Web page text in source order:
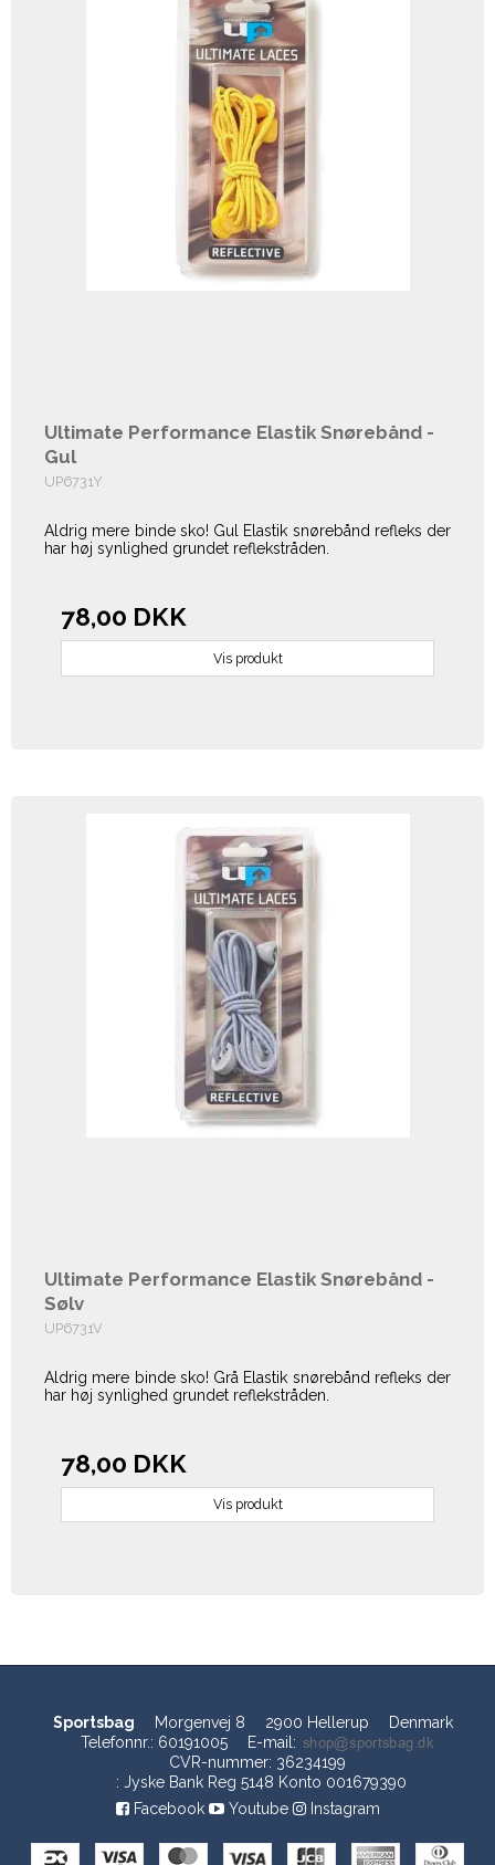
Ultimate Performance Elastik Snørebånd -
Gul
UP6731Y
Aldrig mere binde sko! Gul Elastik snørebånd refleks der
har høj synlighed grundet reflekstråden.
78,00 DKK
Vis produkt
Ultimate Performance Elastik Snørebånd -
Sølv
UP6731V
Aldrig mere binde sko! Grå Elastik snørebånd refleks der
har høj synlighed grundet reflekstråden.
78,00 DKK
Vis produkt
Sportsbag Morgenvej 8 2900 Hellerup
Denmark
Telefonnr.: 60191005 E-mail :
CVR-nummer: 36234199
: Jyske Bank Reg 5148 Konto 001679390
Facebook
Youtube Instagram